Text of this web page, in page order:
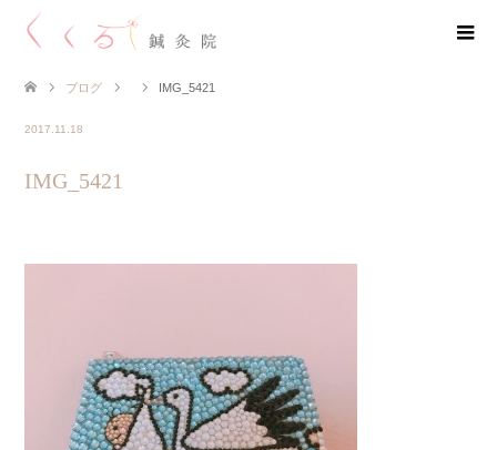
ブログ IMG_5421
2017.11.18
IMG_5421